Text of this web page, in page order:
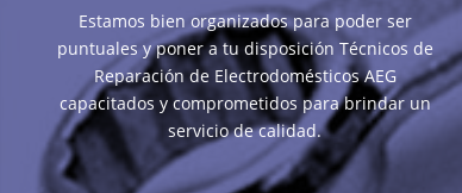
Estamos bien organizados para poder ser
puntuales y poner a tu disposición Técnicos de
Reparación de Electrodomésticos AEG
capacitados y comprometidos para brindar un
servicio de calidad.